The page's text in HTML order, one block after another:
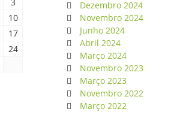
10
17
24
Dezembro 2024
Novembro 2024
Junho 2024
Abril 2024
Março 2024
Novembro 2023
Março 2023
Novembro 2022
Março 2022